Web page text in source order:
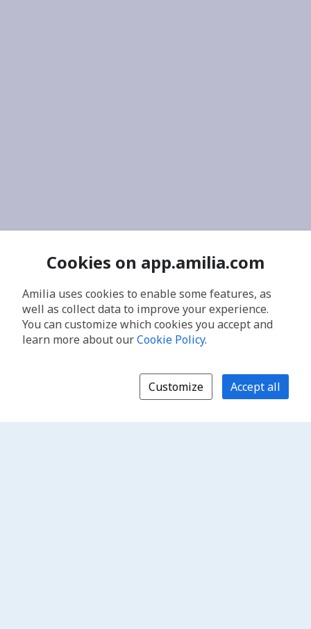
Cookies on app.amilia.com
Amilia uses cookies to enable some features, as
well as collect data to improve your experience.
You can customize which cookies you accept and
learn more about ourCookie Policy.
Customize Accept all